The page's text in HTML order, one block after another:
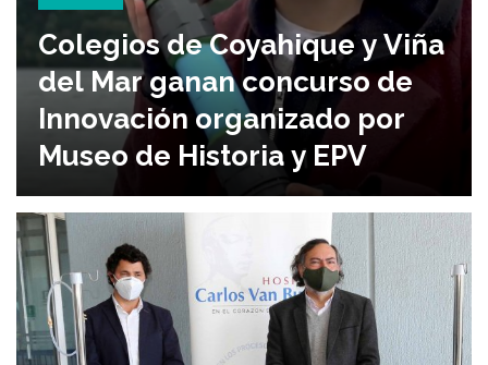
Colegios de Coyahique y Viña
del Mar ganan concurso de
Innovación organizado por
Museo de Historia y EPV